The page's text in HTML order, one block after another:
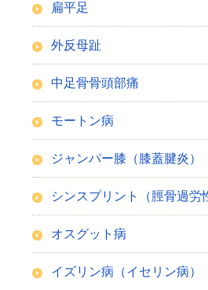
扁平足
外反母趾
中足骨骨頭部痛
モートン病
ジャンパー膝（膝蓋腱炎）
シンスプリント（脛骨過労
オスグット病
イズリン病（イセリン病）